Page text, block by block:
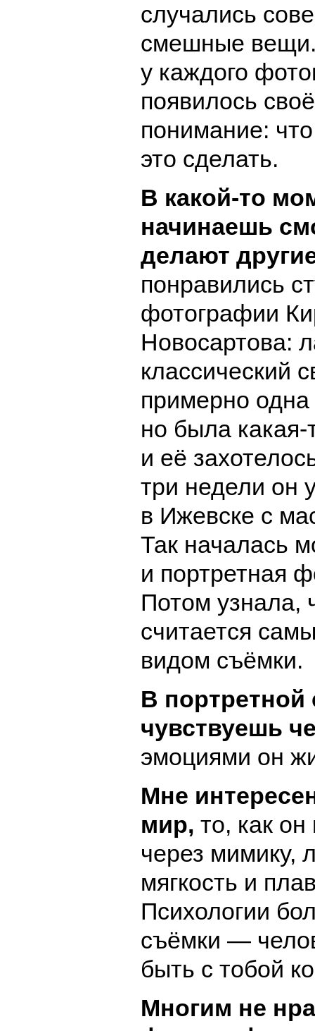
случались
смешные
у каждого
появилось
понимание:
это сделать.
В какой-то
начинаешь
делают
понравились
фотографии
Новосартова:
классический
примерно
но была какая-
и её
три недели он
в Ижевске с
Так началась
и портретная
Потом узнала,
считается
видом съёмки.
В портретной
чувствуешь
эмоциями он
Мне
мир, то, как
через мимику,
мягкость и
Психологии
съёмки —
быть с тобой
Многим не